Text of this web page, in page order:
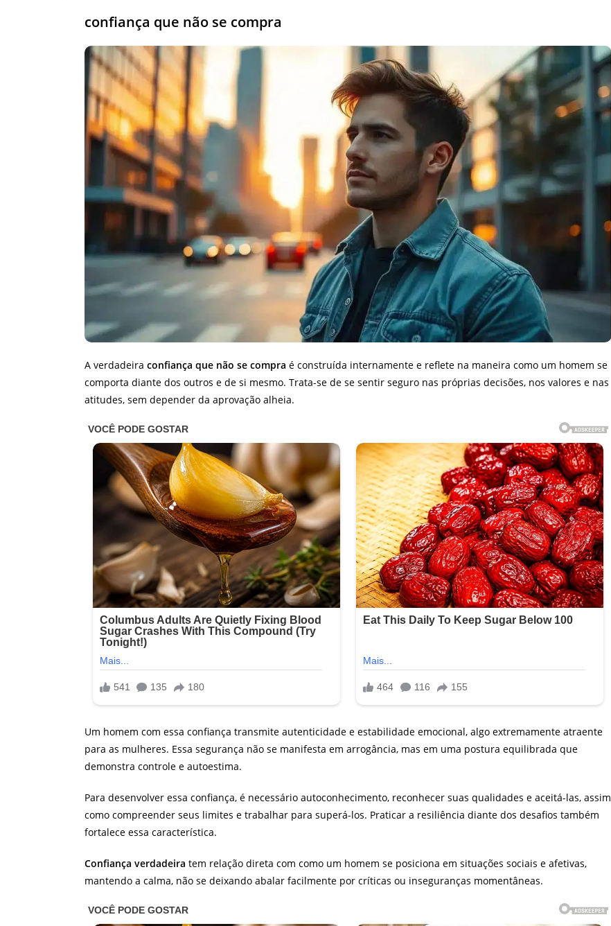
confiança que não se compra
A verdadeira confiança que não se compra é construída internamente e reflete na maneira como um homem se
comporta diante dos outros e de si mesmo. Trata-se de se sentir seguro nas próprias decisões, nos valores e nas
atitudes, sem depender da aprovação alheia.
Um homem com essa confiança transmite autenticidade e estabilidade emocional, algo extremamente atraente
para as mulheres. Essa segurança não se manifesta em arrogância, mas em uma postura equilibrada que
demonstra controle e autoestima.
Para desenvolver essa confiança, é necessário autoconhecimento, reconhecer suas qualidades e aceitá-las, assim
como compreender seus limites e trabalhar para superá-los. Praticar a resiliência diante dos desafios também
fortalece essa característica.
Confiança verdadeira tem relação direta com como um homem se posiciona em situações sociais e afetivas,
mantendo a calma, não se deixando abalar facilmente por críticas ou inseguranças momentâneas.